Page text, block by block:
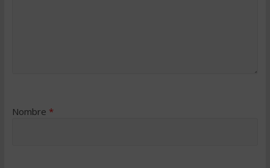
Nombre *